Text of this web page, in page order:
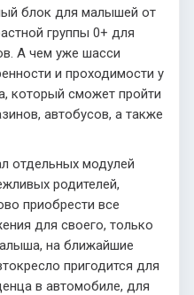
блок для малышей от
группы 0+ для
А чем уже шасси
и проходимости у
который сможет пройти
автобусов, а также
отдельных модулей
родителей,
приобрести все
для своего, только
на ближайшие
пригодится для
в автомобиле, для